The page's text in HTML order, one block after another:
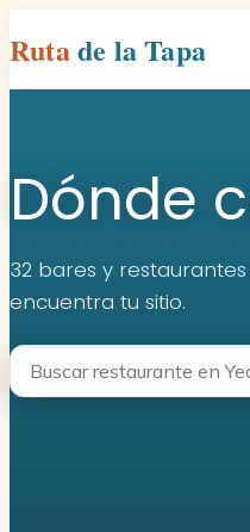
Rutade la Tapa
Dónde
32 bares y
encuentra tu sitio.